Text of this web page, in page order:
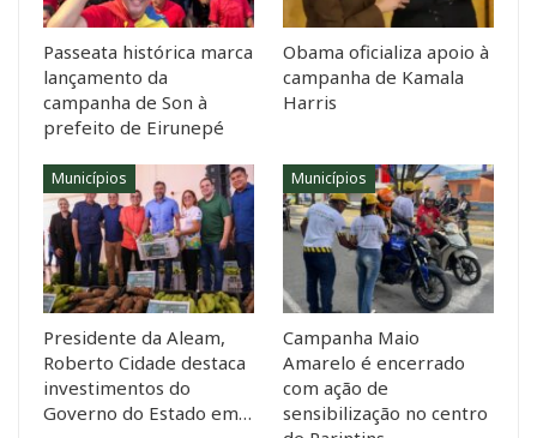
Passeata histórica marca
lançamento da
campanha de Son à
prefeito de Eirunepé
Obama oficializa apoio à
campanha de Kamala
Harris
Municípios
Presidente da Aleam,
Roberto Cidade destaca
investimentos do
Governo do Estado em…
Municípios
Campanha Maio
Amarelo é encerrado
com ação de
sensibilização no centro